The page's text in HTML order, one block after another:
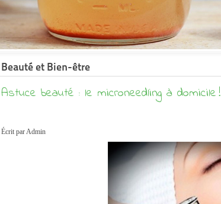
Beauté et Bien-être
Astuce beauté : le microneedling à domicile !
Écrit par Admin